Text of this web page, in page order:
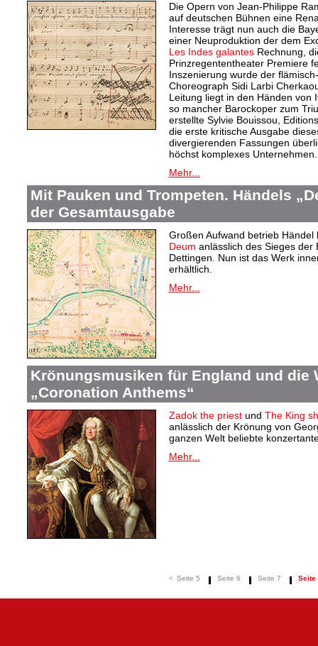
Die Opern von Jean-Philippe
auf deutschen Bühnen eine
Interesse trägt nun auch die
einer Neuproduktion der dem
Les Indes galantesRechnung,
Prinzregententheater Premiere
Inszenierung wurde der
Choreograph Sidi Larbi
Leitung liegt in den Händen von
so mancher Barockoper zum
erstellte Sylvie Bouissou,
die erste kritische Ausgabe
divergierenden Fassungen
höchst komplexes Unternehmen.
Mehr...
Mit Pauken und Trompeten. Händels
der Gesamtausgabe
Großen Aufwand betrieb
Deum anlässlich des Sieges der
Dettingen. Nun ist das Werk
erhältlich.
Mehr...
Krönungsmusiken für England und die
„Coronation Anthems“
Zadok the priestund The King
anlässlich der Krönung von
ganzen Welt beliebte
Mehr...
< Seite 5 Seite 6 Seite 7 Seite